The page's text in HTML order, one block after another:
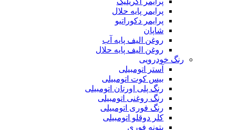
پرایمر پایه حلال
پرایمر دکوراتیو
شاپان
روغن الیف پایه آب
روغن الیف پایه حلال
رنگ خودرویی
آستر اتومبیلی
بیس کوت اتومبیلی
رنگ پلی اورتان اتومبیلی
رنگ روغنی اتومبیلی
رنگ فوری اتومبیلی
کلر دوقلو اتومبیلی
بتونه فوری